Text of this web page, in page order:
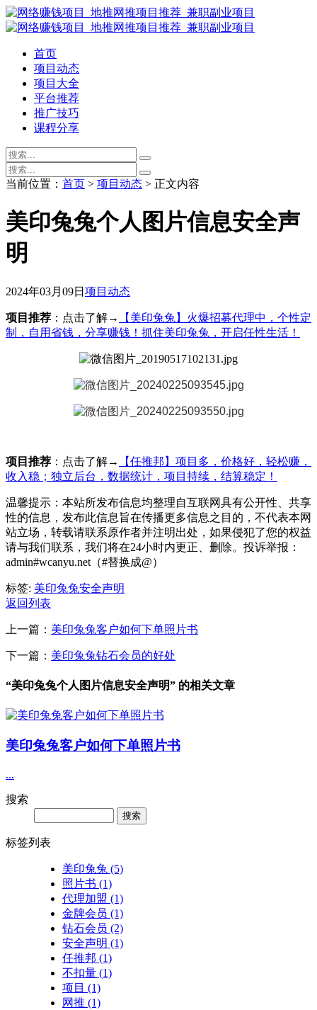
首页
项目动态
项目大全
平台推荐
推广技巧
课程分享
当前位置： 首页 > 项目动态 > 正文内容
美印兔兔个人图片信息安全声
明
2024年03月09日 项目动态
项目推荐 ：点击了解→
【美印兔兔】火爆招募代理中，个性定
制，自用省钱，分享赚钱！抓住美印兔兔，开启任性生活！
项目推荐 ：点击了解→
【任推邦】项目多，价格好，轻松赚，
收入稳；独立后台，数据统计，项目持续，结算稳定！
温馨提示：本站所发布信息均整理自互联网具有公开性、共享
性的信息，发布此信息旨在传播更多信息之目的，不代表本网
站立场，转载请联系原作者并注明出处，如果侵犯了您的权益
请与我们联系，我们将在24小时内更正、删除。投诉举报：
admin#wcanyu.net（#替换成@）
标签: 美印兔兔安全声明
返回列表
上一篇： 美印兔兔客户如何下单照片书
下一篇： 美印兔兔钻石会员的好处
“美印兔兔个人图片信息安全声明” 的相关文章
美印兔兔客户如何下单照片书
...
搜索
标签列表
美印兔兔 (5)
照片书 (1)
代理加盟 (1)
金牌会员 (1)
钻石会员 (2)
安全声明 (1)
任推邦 (1)
不扣量 (1)
项目 (1)
网推 (1)